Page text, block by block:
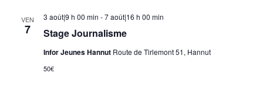
VEN
7 Stage Journalisme
3 août|9 h 00 min -7 août|16 h 00 min
Infor Jeunes Hannut Route de Tirlemont 51, Hannut
50€